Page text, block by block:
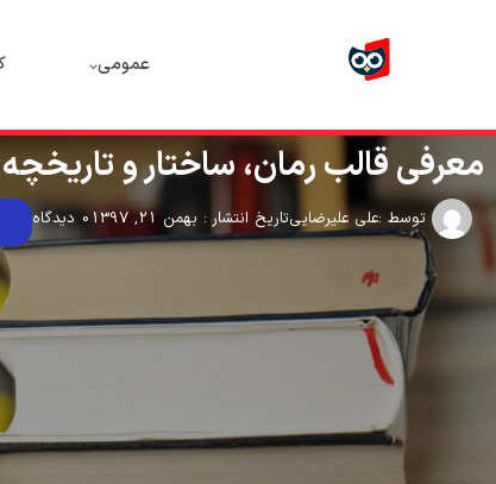
عمومی
معرفی قالب رمان، ساختار و
توسط :علی علیرضاییتاریخ انتشار : بهمن 21, 1397 0 دیدگاه